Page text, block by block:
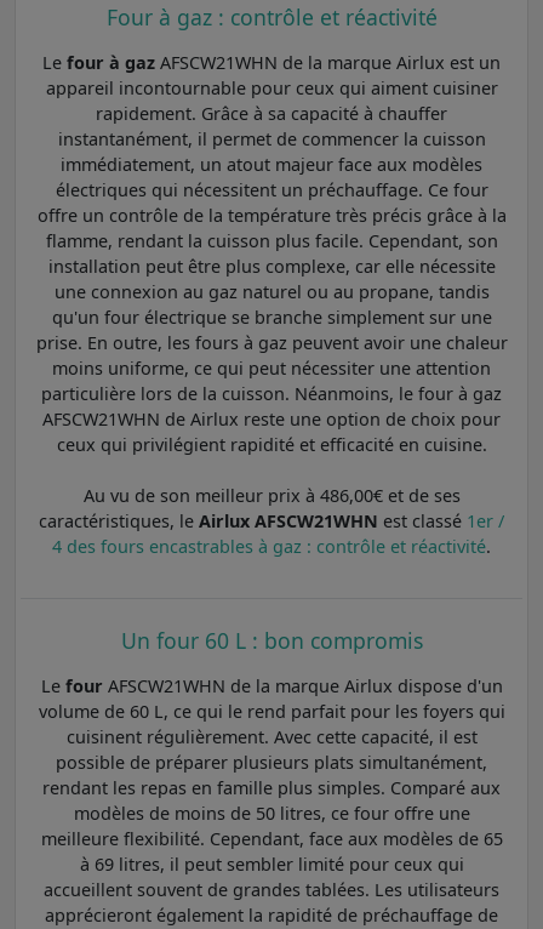
Four à gaz : contrôle et réactivité
Le four à gaz AFSCW21WHN de la marque Airlux est un
appareil incontournable pour ceux qui aiment cuisiner
rapidement. Grâce à sa capacité à chauffer
instantanément, il permet de commencer la cuisson
immédiatement, un atout majeur face aux modèles
électriques qui nécessitent un préchauffage. Ce four
offre un contrôle de la température très précis grâce à la
flamme, rendant la cuisson plus facile. Cependant, son
installation peut être plus complexe, car elle nécessite
une connexion au gaz naturel ou au propane, tandis
qu'un four électrique se branche simplement sur une
prise. En outre, les fours à gaz peuvent avoir une chaleur
moins uniforme, ce qui peut nécessiter une attention
particulière lors de la cuisson. Néanmoins, le four à gaz
AFSCW21WHN de Airlux reste une option de choix pour
ceux qui privilégient rapidité et efficacité en cuisine.
Au vu de son meilleur prix à 486,00€ et de ses
caractéristiques, le Airlux AFSCW21WHN est classé 1er /
4 des fours encastrables à gaz : contrôle et réactivité.
Un four 60 L : bon compromis
Le four AFSCW21WHN de la marque Airlux dispose d'un
volume de 60 L, ce qui le rend parfait pour les foyers qui
cuisinent régulièrement. Avec cette capacité, il est
possible de préparer plusieurs plats simultanément,
rendant les repas en famille plus simples. Comparé aux
modèles de moins de 50 litres, ce four offre une
meilleure flexibilité. Cependant, face aux modèles de 65
à 69 litres, il peut sembler limité pour ceux qui
accueillent souvent de grandes tablées. Les utilisateurs
apprécieront également la rapidité de préchauffage de